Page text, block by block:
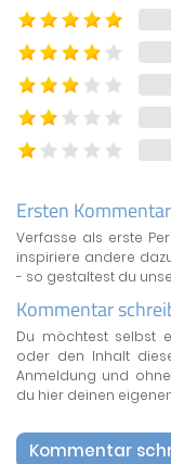
Ersten
Verfasse als erste
inspiriere andere
- so gestaltest du
Kommentar
Du möchtest selbst
oder den Inhalt
Anmeldung und
du hier deinen
Kommentar